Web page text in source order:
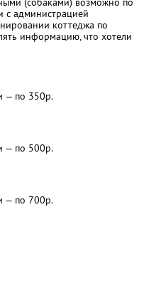
с администрацией
коттеджа по
информацию, что хотели
— по 350р.
— по 500р.
— по 700р.